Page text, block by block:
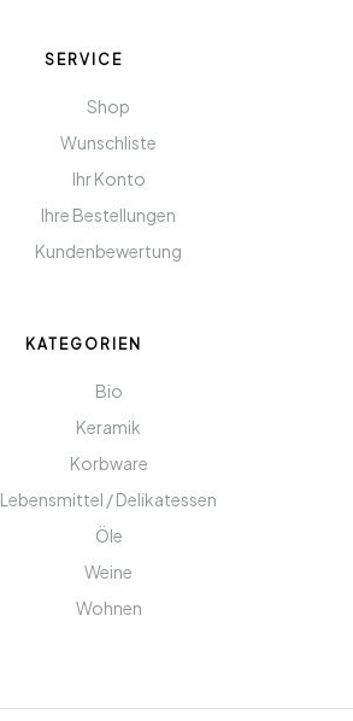
SERVICE
Shop
Wunschliste
Ihr Konto
Ihre Bestellungen
Kundenbewertung
KATEGORIEN
Bio
Keramik
Korbware
Lebensmittel / Delikatessen
Öle
Weine
Wohnen